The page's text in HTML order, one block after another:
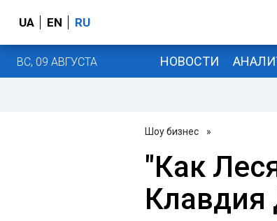
UA EN RU
ВС, 09 АВГУСТА НОВОСТИ
Шоу бизнес »
"Как
Клавдия